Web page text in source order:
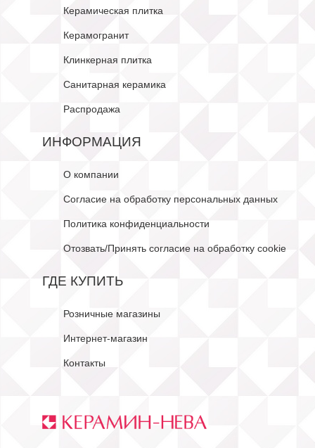
Керамическая плитка
Керамогранит
Клинкерная плитка
Санитарная керамика
Распродажа
ИНФОРМАЦИЯ
О компании
Согласие на обработку персональных данных
Политика конфиденциальности
Отозвать/Принять согласие на обработку cookie
ГДЕ КУПИТЬ
Розничные магазины
Интернет-магазин
Контакты